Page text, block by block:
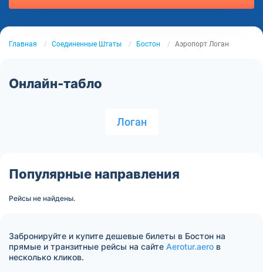
Главная Соединенные Штаты Бостон Аэропорт Логан
Онлайн-табло
Логан
Популярные направления
Рейсы не найдены.
Забронируйте и купите дешевые билеты в Бостон на
прямые и транзитные рейсы на сайте Aerotur.aero в
несколько кликов.